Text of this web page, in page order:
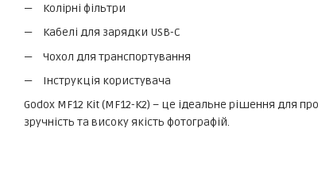
Колірні фільтри
Кабелі для зарядки USB-C
Чохол для транспортування
Інструкція користувача
Godox MF12 Kit (MF12-K2) – це ідеальне рішення для
зручність та високу якість фотографій.